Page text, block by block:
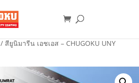
/ สียูนิมารีน เอชเอส – CHUGOKU UNY